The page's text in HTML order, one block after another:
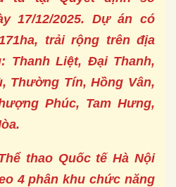
17/12/2025. Dự án có
trải rộng trên địa
Thanh Liệt, Đại Thanh,
Thường Tín, Hồng Vân,
Phúc, Tam Hưng,
thao Quốc tế Hà Nội
4 phân khu chức năng